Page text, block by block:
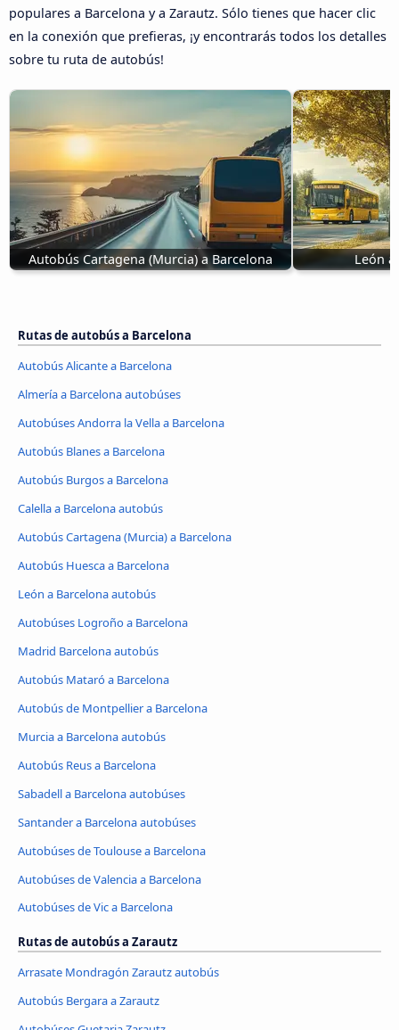
populares a Barcelona y a Zarautz. Sólo tienes que hacer clic
en la conexión que prefieras, ¡y encontrarás todos los detalles
sobre tu ruta de autobús!
Autobús Cartagena (Murcia) a Barcelona León
Rutas de autobús a Barcelona
Autobús Alicante a Barcelona
Almería a Barcelona autobúses
Autobúses Andorra la Vella a Barcelona
Autobús Blanes a Barcelona
Autobús Burgos a Barcelona
Calella a Barcelona autobús
Autobús Cartagena (Murcia) a Barcelona
Autobús Huesca a Barcelona
León a Barcelona autobús
Autobúses Logroño a Barcelona
Madrid Barcelona autobús
Autobús Mataró a Barcelona
Autobús de Montpellier a Barcelona
Murcia a Barcelona autobús
Autobús Reus a Barcelona
Sabadell a Barcelona autobúses
Santander a Barcelona autobúses
Autobúses de Toulouse a Barcelona
Autobúses de Valencia a Barcelona
Autobúses de Vic a Barcelona
Rutas de autobús a Zarautz
Arrasate Mondragón Zarautz autobús
Autobús Bergara a Zarautz